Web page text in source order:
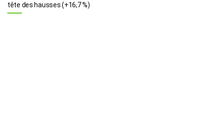
tête des hausses (+16,7 %)